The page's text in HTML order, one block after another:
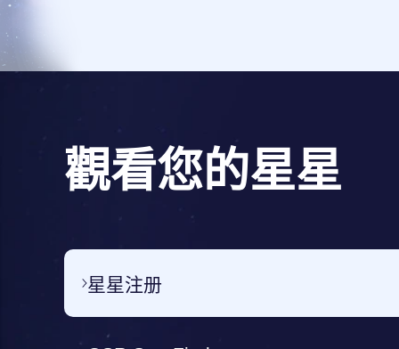
觀看您的星星
星星注册